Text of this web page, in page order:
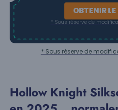
OBTENIR
* Sous réserve de
* Sous réserve de
Hollow Knight